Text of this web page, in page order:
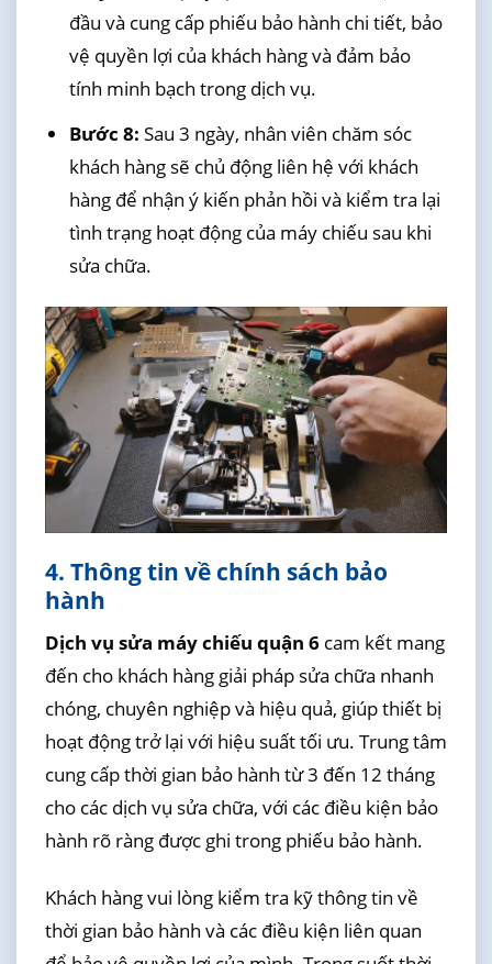
đầu và cung cấp phiếu bảo hành chi tiết, bảo
vệ quyền lợi của khách hàng và đảm bảo
tính minh bạch trong dịch vụ.
Bước 8: Sau 3 ngày, nhân viên chăm sóc
khách hàng sẽ chủ động liên hệ với khách
hàng để nhận ý kiến phản hồi và kiểm tra lại
tình trạng hoạt động của máy chiếu sau khi
sửa chữa.
4. Thông tin về chính sách bảo
hành
Dịch vụ sửa máy chiếu quận 6cam kết mang
đến cho khách hàng giải pháp sửa chữa nhanh
chóng, chuyên nghiệp và hiệu quả, giúp thiết bị
hoạt động trở lại với hiệu suất tối ưu. Trung tâm
cung cấp thời gian bảo hành từ 3 đến 12 tháng
cho các dịch vụ sửa chữa, với các điều kiện bảo
hành rõ ràng được ghi trong phiếu bảo hành.
Khách hàng vui lòng kiểm tra kỹ thông tin về
thời gian bảo hành và các điều kiện liên quan